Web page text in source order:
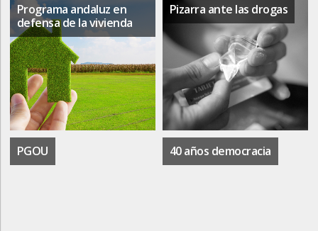
Programa andaluz en
defensa de la vivienda
Pizarra ante las drogas
PGOU 40 años democracia